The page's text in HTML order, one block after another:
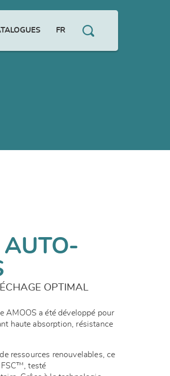
FR
OPTIMAL
AMOOS a été développé pour
haute absorption, résistance
ressources renouvelables, ce
testé